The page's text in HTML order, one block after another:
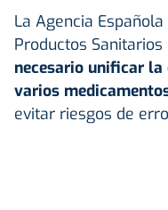
La Agencia
Productos
necesario unificar la
varios
evitar riesgos de